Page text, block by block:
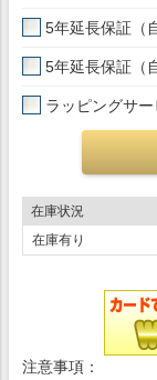
5年延長保証（
5年延長保証（
ラッピングサー
在庫状況
在庫有り
注意事項：